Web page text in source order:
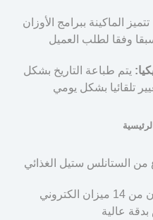
تتميز الماكينة ببرامج الأوزان
وفقا لطلب العميل
يتم طباعة التاريخ بشكل
تلقائيا بشكل يومي
الستانلس ستيل الغذائي
مكون من 14 ميزان الكتروني
عالية